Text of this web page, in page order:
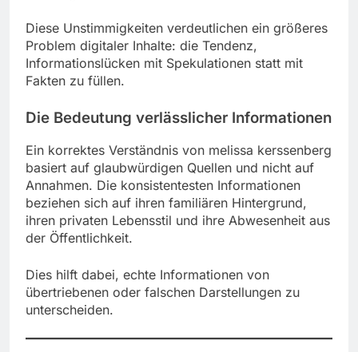
Diese Unstimmigkeiten verdeutlichen ein größeres
Problem digitaler Inhalte: die Tendenz,
Informationslücken mit Spekulationen statt mit
Fakten zu füllen.
Die Bedeutung verlässlicher Informationen
Ein korrektes Verständnis von melissa kerssenberg
basiert auf glaubwürdigen Quellen und nicht auf
Annahmen. Die konsistentesten Informationen
beziehen sich auf ihren familiären Hintergrund,
ihren privaten Lebensstil und ihre Abwesenheit aus
der Öffentlichkeit.
Dies hilft dabei, echte Informationen von
übertriebenen oder falschen Darstellungen zu
unterscheiden.